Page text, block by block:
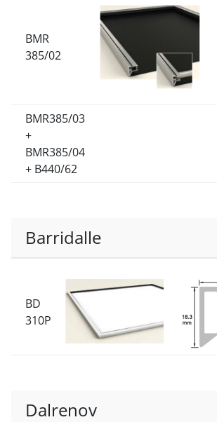
BMR
385/02
BMR385/03
+
BMR385/04
+ B440/62
Barridalle
BD
310P
Dalrenov